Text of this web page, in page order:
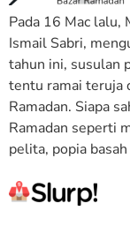
Pada 16 Mac lalu,
Ismail Sabri,
tahun ini, susulan
tentu ramai teruja
Ramadan. Siapa
Ramadan seperti
pelita, popia